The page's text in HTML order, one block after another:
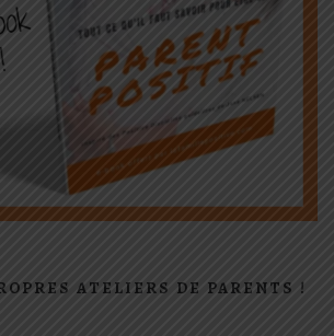
ATELIERS DE PARENTS !